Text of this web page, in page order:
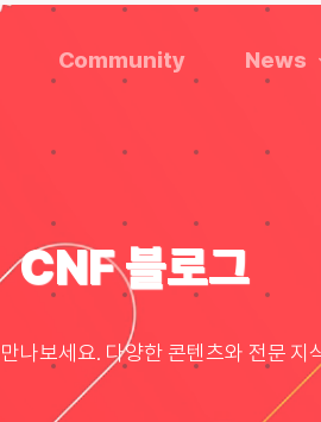
Community News
CNF 블로그
나보세요. 다양한 콘텐츠와 전문 지